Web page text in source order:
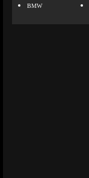
BMW